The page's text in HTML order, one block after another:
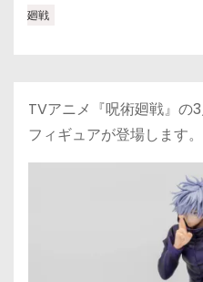
廻戦
TVアニメ『呪術廻戦』の
フィギュアが登場します。